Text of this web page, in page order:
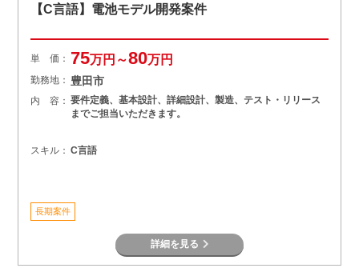
【C言語】電池モデル開発案件
単 価： 75万円～80万円
勤務地： 豊田市
内 容： 要件定義、基本設計、詳細設計、製造、テスト・リリース
までご担当いただきます。
スキル： C言語
長期案件
詳細を見る